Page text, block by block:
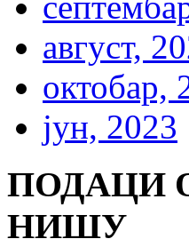
август,
октобар,
јун, 2023
ПОДАЦИ
НИШУ